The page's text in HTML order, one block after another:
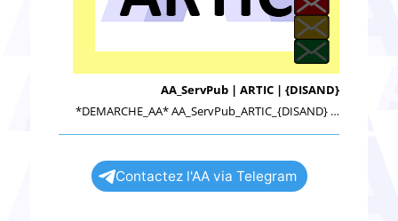
AA_ServPub | ARTIC | {DISAND}
*DEMARCHE_AA* AA_ServPub_ARTIC_{DISAND} …
Contactez l'AA via Telegram